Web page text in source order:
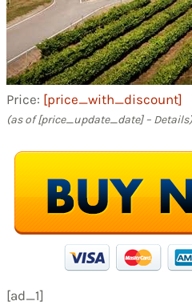
Price: [price_with_discount]
(as of [price_update_date] – Details)
[ad_1]